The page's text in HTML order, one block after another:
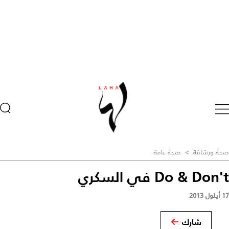
صحة ورشاقة > صحة عامة
Do & Don't في السكري
17 أيلول 2013
شارك